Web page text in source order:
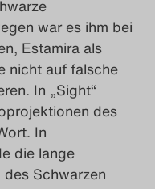
war es ihm bei
Estamira als
nicht auf falsche
In „Sight“
des
In
die lange
Schwarzen